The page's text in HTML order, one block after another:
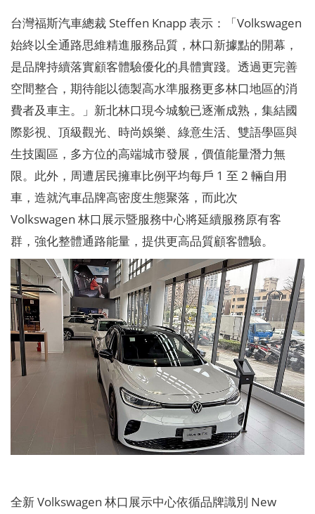
台灣福斯汽車總裁 Steffen Knapp 表示：「Volkswagen
始終以全通路思維精進服務品質，林口新據點的開幕，
是品牌持續落實顧客體驗優化的具體實踐。透過更完善
空間整合，期待能以德製高水準服務更多林口地區的消
費者及車主。」新北林口現今城貌已逐漸成熟，集結國
際影視、頂級觀光、時尚娛樂、綠意生活、雙語學區與
生技園區，多方位的高端城市發展，價值能量潛力無
限。此外，周遭居民擁車比例平均每戶 1 至 2 輛自用
車，造就汽車品牌高密度生態聚落，而此次
Volkswagen 林口展示暨服務中心將延續服務原有客
群，強化整體通路能量，提供更高品質顧客體驗。
全新 Volkswagen 林口展示中心依循品牌識別 New